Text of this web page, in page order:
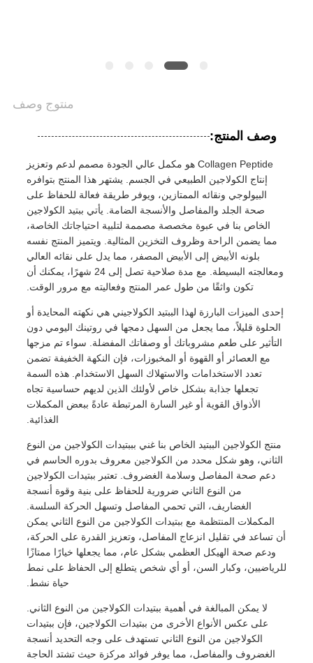
منتوج وصف
وصف المنتج:
Collagen Peptide هو مكمل عالي الجودة مصمم لدعم وتعزيز
إنتاج الكولاجين الطبيعي في الجسم. يشتهر هذا المنتج بتوافره
البيولوجي ونقائه الممتازين، ويوفر طريقة فعالة للحفاظ على
صحة الجلد والمفاصل والأنسجة الضامة. يأتي ببتيد الكولاجين
الخاص بنا في عبوة مخصصة مصممة لتلبية احتياجاتك الخاصة،
مما يضمن الراحة وظروف التخزين المثالية. ويتميز المنتج نفسه
بلونه الأبيض إلى الأبيض المصفر، مما يدل على نقائه العالي
ومعالجته البسيطة. مع مدة صلاحية تصل إلى 24 شهرًا، يمكنك أن
تكون واثقًا من طول عمر المنتج وفعاليته مع مرور الوقت.
إحدى الميزات البارزة لهذا الببتيد الكولاجيني هي نكهته المحايدة أو
الحلوة قليلاً، مما يجعل من السهل دمجها في روتينك اليومي دون
التأثير على طعم مشروباتك أو وصفاتك المفضلة. سواء تم مزجها
مع العصائر أو القهوة أو المخبوزات، فإن النكهة الخفيفة تضمن
تعدد الاستخدامات والاستهلاك السهل الاستخدام. هذه السمة
تجعلها جذابة بشكل خاص لأولئك الذين لديهم حساسية تجاه
الأذواق القوية أو غير السارة المرتبطة عادةً ببعض المكملات
الغذائية.
منتج الكولاجين الببتيد الخاص بنا غني بببتيدات الكولاجين من النوع
الثاني، وهو شكل محدد من الكولاجين معروف بدوره الحاسم في
دعم صحة المفاصل وسلامة الغضروف. تعتبر ببتيدات الكولاجين
من النوع الثاني ضرورية للحفاظ على بنية وقوة أنسجة
الغضاريف، التي تحمي المفاصل وتسهل الحركة السلسة.
المكملات المنتظمة مع ببتيدات الكولاجين من النوع الثاني يمكن
أن تساعد في تقليل انزعاج المفاصل، وتعزيز القدرة على الحركة،
ودعم صحة الهيكل العظمي بشكل عام، مما يجعلها خيارًا ممتازًا
للرياضيين، وكبار السن، أو أي شخص يتطلع إلى الحفاظ على نمط
حياة نشط.
لا يمكن المبالغة في أهمية ببتيدات الكولاجين من النوع الثاني.
على عكس الأنواع الأخرى من ببتيدات الكولاجين، فإن ببتيدات
الكولاجين من النوع الثاني تستهدف على وجه التحديد أنسجة
الغضروف والمفاصل، مما يوفر فوائد مركزة حيث تشتد الحاجة